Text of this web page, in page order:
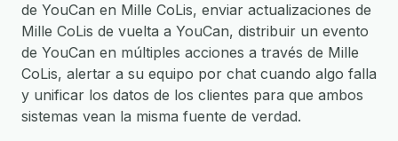
de YouCan en Mille CoLis, enviar actualizaciones de
Mille CoLis de vuelta a YouCan, distribuir un evento
de YouCan en múltiples acciones a través de Mille
CoLis, alertar a su equipo por chat cuando algo falla
y unificar los datos de los clientes para que ambos
sistemas vean la misma fuente de verdad.